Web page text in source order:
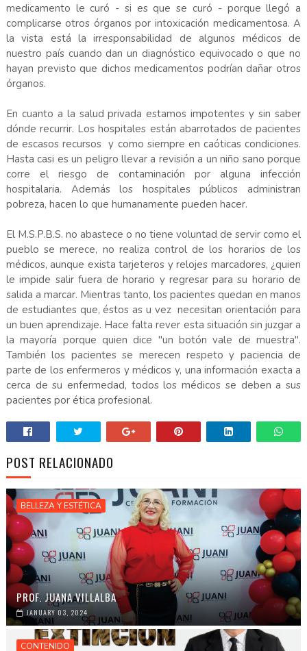
medicamento le curó - si es que se curó - porque llegó a
complicarse otros órganos por intoxicación medicamentosa. A
la vista está la irresponsabilidad de algunos médicos de
nuestro país cuando dan un diagnóstico equivocado o que no
hayan previsto que dichos medicamentos podrían dañar otros
órganos.
En cuanto a la salud privada estamos impotentes y sin saber
dónde recurrir. Los hospitales están abarrotados de pacientes
de escasos recursos y como siempre en caóticas condiciones.
Hasta casi es un peligro llevar a revisión a un niño sano porque
corre el riesgo de contaminación por alguna infección
hospitalaria. Además los hospitales públicos administran
pobreza, hacen lo que humanamente pueden hacer.
El M.S.P.B.S. no abastece o no tiene voluntad de servir como el
pueblo se merece, no realiza control de los horarios de los
médicos, aunque exista tarjeteros y relojes marcadores, ¿quien
le impide salir fuera de horario y regresar para su horario de
salida a marcar. Mientras tanto, los pacientes quedan en manos
de estudiantes que, éstos as u vez necesitan orientación para
un buen aprendizaje. Hace falta rever esta situación sin juzgar a
la mayoría porque quien dice "un botón vale de muestra".
También los pacientes se merecen respeto y paciencia de
parte de los enfermeros y médicos y, una información exacta a
cerca de su enfermedad, todos los médicos se deben a sus
pacientes por ética profesional.
POST RELACIONADO
BELLEZA Y ESTÉTICA
PROF. JUANA VILLALBA
JANUARY 03, 2024
CONTENIDO